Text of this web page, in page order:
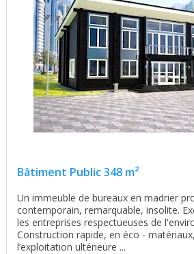
Bâtiment Public 348 m²
Un immeuble de bureaux en madrier
contemporain, remarquable, insolite.
les entreprises respectueuses de
Construction rapide, en éco -
l’exploitation ultérieure ...